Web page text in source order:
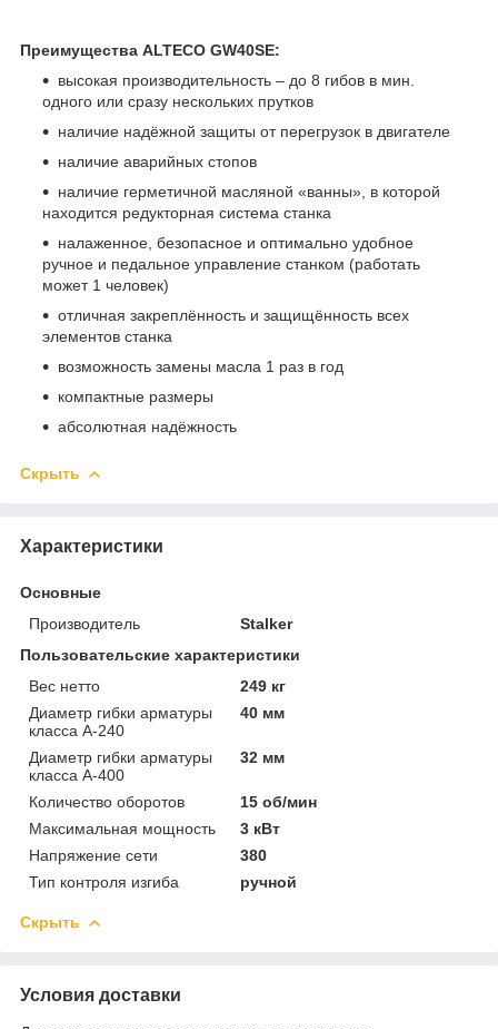
Преимущества ALTECO GW40SE:
высокая производительность – до 8 гибов в мин.
одного или сразу нескольких прутков
наличие надёжной защиты от перегрузок в двигателе
наличие аварийных стопов
наличие герметичной масляной «ванны», в которой
находится редукторная система станка
налаженное, безопасное и оптимально удобное
ручное и педальное управление станком (работать
может 1 человек)
отличная закреплённость и защищённость всех
элементов станка
возможность замены масла 1 раз в год
компактные размеры
абсолютная надёжность
Скрыть
Характеристики
Основные
Производитель
Stalker
Пользовательские характеристики
Вес нетто
249 кг
Диаметр гибки арматуры
класса А-240
40 мм
Диаметр гибки арматуры
класса А-400
32 мм
Количество оборотов
15 об/мин
Максимальная мощность
3 кВт
Напряжение сети
380
Тип контроля изгиба
ручной
Скрыть
Условия доставки